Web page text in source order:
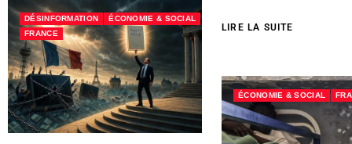
DÉSINFORMATION
ÉCONOMIE & SOCIAL
FRANCE
LIRE LA SUITE
ÉCONOMIE & SOCIAL